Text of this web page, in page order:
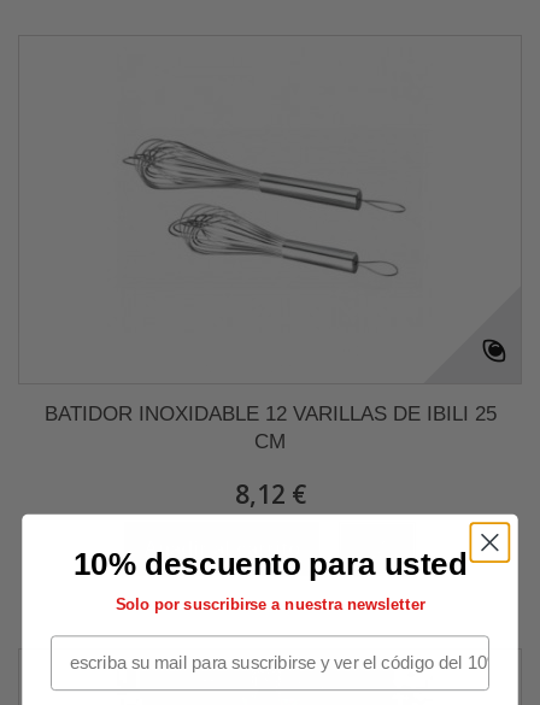
BATIDOR INOXIDABLE 12 VARILLAS DE IBILI 25
CM
8,12 €
Añadir al carrito
10% descuento para usted
Solo por suscribirse a nuestra newsletter